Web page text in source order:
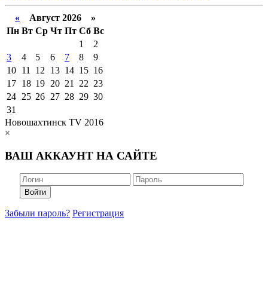
« Август 2026 »
Пн Вт Ср Чт Пт Сб Вс
1
2
3
4 5 6 7 8
9
10 11 12 13 14 15 16
17 18 19 20 21 22 23
24 25 26 27 28 29 30
31
Новошахтинск TV 2016
×
ВАШ АККАУНТ НА САЙТЕ
Войти
Забыли пароль? Регистрация